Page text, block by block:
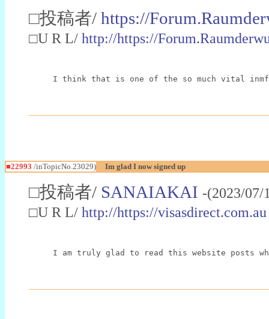
□投稿者/ https://
□U R L/ http://https://
I think that is one of the so much vital
■22993 /inTopicNo.23029) Im glad I now signed up
□投稿者/ SANAIAKAI -(2023/
□U R L/ http://https://visasdirect.com.au
I am truly glad to read this website posts